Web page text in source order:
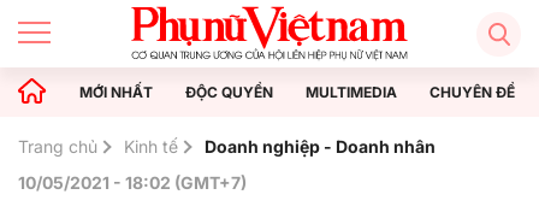
MỚI NHẤT ĐỘC QUYỀN MULTIMEDIA CHUYÊN ĐỀ
Trang chủ Kinh tế
Doanh nghiệp - Doanh nhân
10/05/2021 - 18:02 (GMT+7)